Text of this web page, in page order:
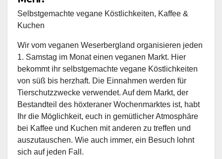
Selbstgemachte vegane Köstlichkeiten, Kaffee &
Kuchen
Wir vom veganen Weserbergland organisieren jeden
1. Samstag im Monat einen veganen Markt. Hier
bekommt ihr selbstgemachte vegane Köstlichkeiten
von süß bis herzhaft. Die Einnahmen werden für
Tierschutzzwecke verwendet. Auf dem Markt, der
Bestandteil des höxteraner Wochenmarktes ist, habt
Ihr die Möglichkeit, euch in gemütlicher Atmosphäre
bei Kaffee und Kuchen mit anderen zu treffen und
auszutauschen. Wie auch immer, ein Besuch lohnt
sich auf jeden Fall.